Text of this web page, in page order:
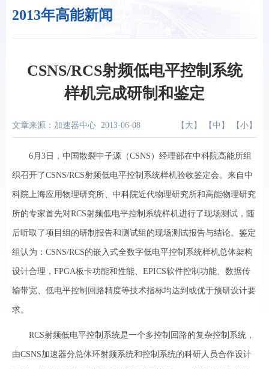
2013年高能新闻
CSNS/RCS射频低电平控制系统
样机完成研制和鉴定
文章来源：加速器中心 2013-06-08 【 大 】 【 中 】 【 小 】
6月3日，中国散裂中子源（CSNS）经理部在中科院高能所组
织召开了CSNS/RCS射频低电平控制系统样机验收鉴定会。来自中
科院上海应用物理研究所、中科院近代物理研究所和高能物理研究
所的专家首先对RCS射频低电平控制系统样机进行了现场测试，随
后听取了项目组的研制报告和测试组的现场测试报告与结论。鉴定
组认为：CSNS/RCS的嵌入式全数字低电平控制系统样机总体架构
设计合理，FPGA板卡功能和性能、EPICS软件控制功能、数据传
输带宽、低电平控制回路精度等技术指标均达到或优于预研设计要
求。
RCS射频低电平控制系统是一个多控制回路的复杂控制系统，
由CSNS加速器分总体环射频系统和控制系统的科研人员合作设计